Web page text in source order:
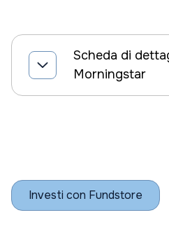
Scheda di
Morningstar
Investi con Fundstore